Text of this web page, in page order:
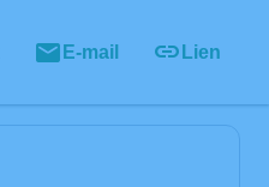
E-mail Lien